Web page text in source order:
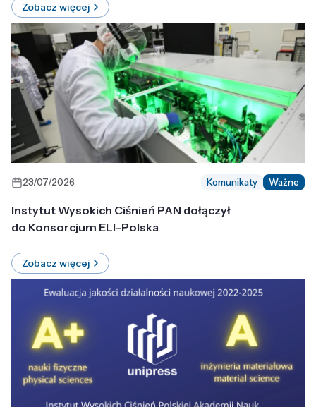
Zobacz więcej
23/07/2026 Komunikaty Ważne
Instytut Wysokich Ciśnień PAN dołączył
do Konsorcjum ELI-Polska
Zobacz więcej